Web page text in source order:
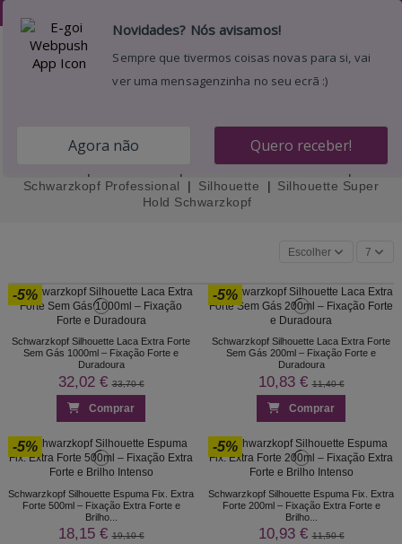
Silhouette Super Hold Schwarzkopf
Schwarzkopf Professional
Silhouette
Silhouette Super
Hold Schwarzkopf
Escolher 7
-5%
Schwarzkopf Silhouette Laca Extra Forte
Sem Gás 1000ml – Fixação Forte e
Duradoura
32,02 €33,70 €
Comprar
-5%
Schwarzkopf Silhouette Laca Extra Forte
Sem Gás 200ml – Fixação Forte e
Duradoura
10,83 €11,40 €
Comprar
-5%
Schwarzkopf Silhouette Espuma Fix. Extra
Forte 500ml – Fixação Extra Forte e
Brilho...
18,15 €19,10 €
-5%
Schwarzkopf Silhouette Espuma Fix. Extra
Forte 200ml – Fixação Extra Forte e
Brilho...
10,93 €11,50 €